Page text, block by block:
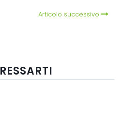
Articolo successivo